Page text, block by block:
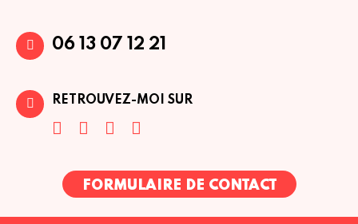
06 13 07 12 21
RETROUVEZ-MOI SUR
FORMULAIRE DE CONTACT